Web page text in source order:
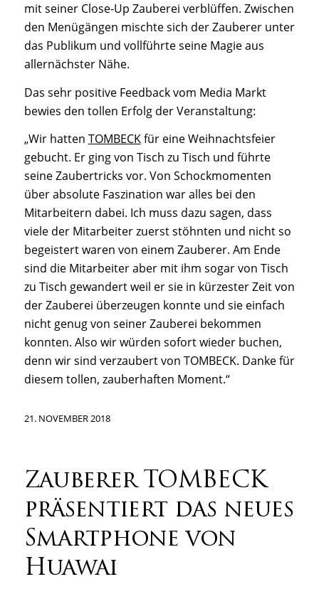
mit seiner Close-Up Zauberei verblüffen. Zwischen
den Menügängen mischte sich der Zauberer unter
das Publikum und vollführte seine Magie aus
allernächster Nähe.
Das sehr positive Feedback vom Media Markt
bewies den tollen Erfolg der Veranstaltung:
„Wir hatten TOMBECKfür eine Weihnachtsfeier
gebucht. Er ging von Tisch zu Tisch und führte
seine Zaubertricks vor. Von Schockmomenten
über absolute Faszination war alles bei den
Mitarbeitern dabei. Ich muss dazu sagen, dass
viele der Mitarbeiter zuerst stöhnten und nicht so
begeistert waren von einem Zauberer. Am Ende
sind die Mitarbeiter aber mit ihm sogar von Tisch
zu Tisch gewandert weil er sie in kürzester Zeit von
der Zauberei überzeugen konnte und sie einfach
nicht genug von seiner Zauberei bekommen
konnten. Also wir würden sofort wieder buchen,
denn wir sind verzaubert von TOMBECK. Danke für
diesem tollen, zauberhaften Moment.“
21. NOVEMBER 2018
Zauberer TOMBECK
präsentiert das neues
Smartphone von
Huawai